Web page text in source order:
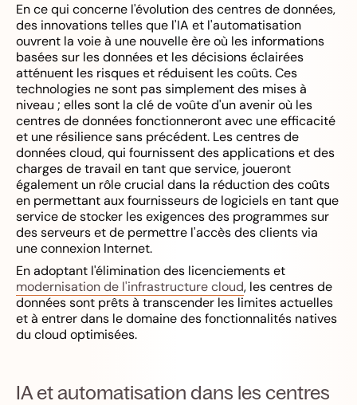
En ce qui concerne l'évolution des centres de données,
des innovations telles que l'IA et l'automatisation
ouvrent la voie à une nouvelle ère où les informations
basées sur les données et les décisions éclairées
atténuent les risques et réduisent les coûts. Ces
technologies ne sont pas simplement des mises à
niveau ; elles sont la clé de voûte d'un avenir où les
centres de données fonctionneront avec une efficacité
et une résilience sans précédent. Les centres de
données cloud, qui fournissent des applications et des
charges de travail en tant que service, joueront
également un rôle crucial dans la réduction des coûts
en permettant aux fournisseurs de logiciels en tant que
service de stocker les exigences des programmes sur
des serveurs et de permettre l'accès des clients via
une connexion Internet.
En adoptant l'élimination des licenciements et
modernisation de l'infrastructure cloud, les centres de
données sont prêts à transcender les limites actuelles
et à entrer dans le domaine des fonctionnalités natives
du cloud optimisées.
IA et automatisation dans les centres